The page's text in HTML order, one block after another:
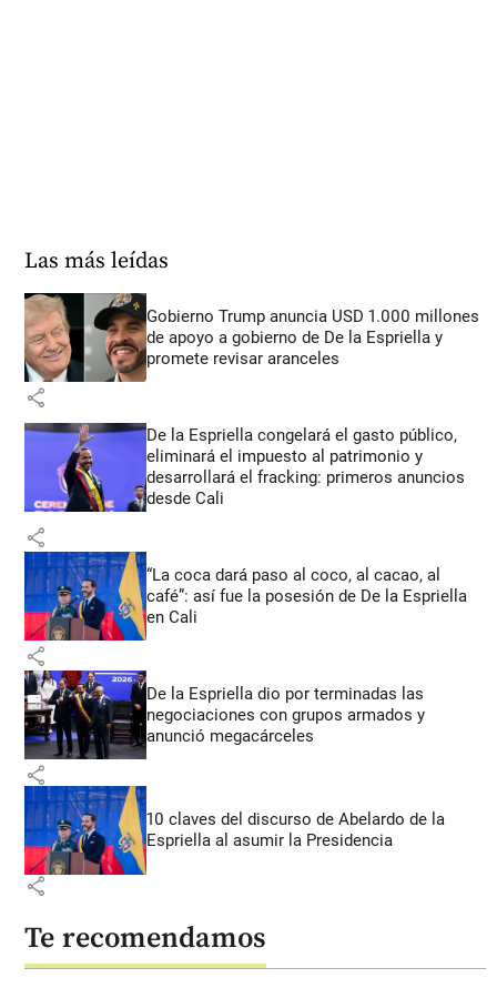
Las más leídas
Gobierno Trump anuncia USD 1.000 millones
de apoyo a gobierno de De la Espriella y
promete revisar aranceles
share
De la Espriella congelará el gasto público,
eliminará el impuesto al patrimonio y
desarrollará el fracking: primeros anuncios
desde Cali
share
“La coca dará paso al coco, al cacao, al
café”: así fue la posesión de De la Espriella
en Cali
share
De la Espriella dio por terminadas las
negociaciones con grupos armados y
anunció megacárceles
share
10 claves del discurso de Abelardo de la
Espriella al asumir la Presidencia
share
Te recomendamos